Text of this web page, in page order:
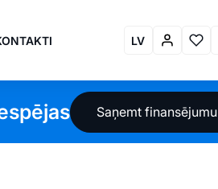
LV
Saņemt finansējumu